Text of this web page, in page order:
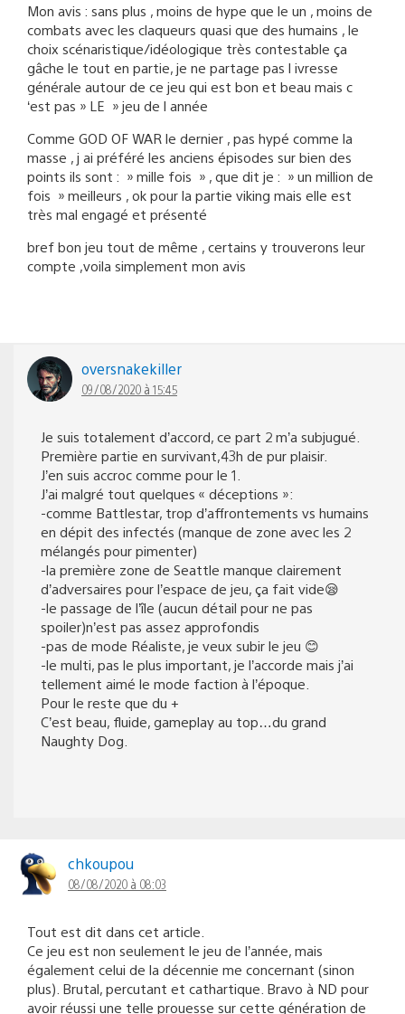
Mon avis : sans plus , moins de hype que le un , moins de
combats avec les claqueurs quasi que des humains , le
choix scénaristique/idéologique très contestable ça
gâche le tout en partie, je ne partage pas l ivresse
générale autour de ce jeu qui est bon et beau mais c
‘est pas » LE » jeu de l année
Comme GOD OF WAR le dernier , pas hypé comme la
masse , j ai préféré les anciens épisodes sur bien des
points ils sont : » mille fois » , que dit je : » un million de
fois » meilleurs , ok pour la partie viking mais elle est
très mal engagé et présenté
bref bon jeu tout de même , certains y trouverons leur
compte ,voila simplement mon avis
oversnakekiller
09/08/2020 à 15:45
Je suis totalement d’accord, ce part 2 m’a subjugué.
Première partie en survivant,43h de pur plaisir.
J’en suis accroc comme pour le 1.
J’ai malgré tout quelques « déceptions »:
-comme Battlestar, trop d’affrontements vs humains
en dépit des infectés (manque de zone avec les 2
mélangés pour pimenter)
-la première zone de Seattle manque clairement
d’adversaires pour l’espace de jeu, ça fait vide😪
-le passage de l’île (aucun détail pour ne pas
spoiler)n’est pas assez approfondis
-pas de mode Réaliste, je veux subir le jeu 😊
-le multi, pas le plus important, je l’accorde mais j’ai
tellement aimé le mode faction à l’époque.
Pour le reste que du +
C’est beau, fluide, gameplay au top…du grand
Naughty Dog.
chkoupou
08/08/2020 à 08:03
Tout est dit dans cet article.
Ce jeu est non seulement le jeu de l’année, mais
également celui de la décennie me concernant (sinon
plus). Brutal, percutant et cathartique. Bravo à ND pour
avoir réussi une telle prouesse sur cette génération de